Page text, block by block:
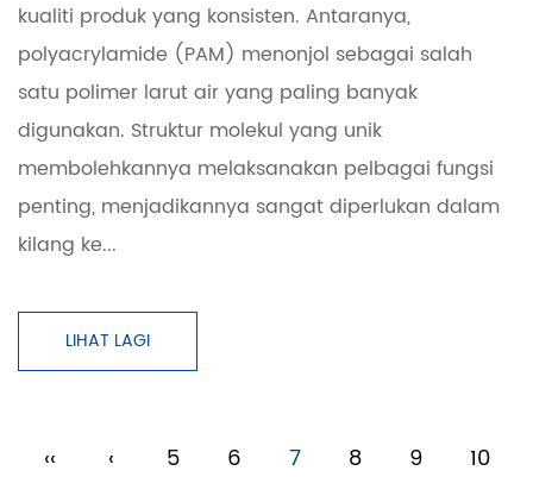
kualiti produk yang konsisten. Antaranya,
polyacrylamide (PAM) menonjol sebagai salah
satu polimer larut air yang paling banyak
digunakan. Struktur molekul yang unik
membolehkannya melaksanakan pelbagai fungsi
penting, menjadikannya sangat diperlukan dalam
kilang ke...
LIHAT LAGI
‹‹ ‹ 5 6 7 8 9
10